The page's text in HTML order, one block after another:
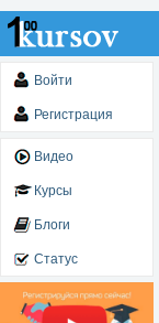
Войти
Регистрация
Видео
Курсы
Блоги
Статус